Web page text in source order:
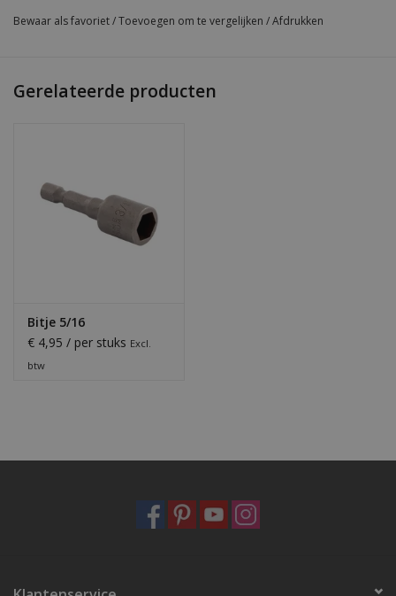
Bewaar als favoriet/Toevoegen om te vergelijken /Afdrukken
Gerelateerde producten
Bitje 5/16
€ 4,95 / per stuks Excl.
btw